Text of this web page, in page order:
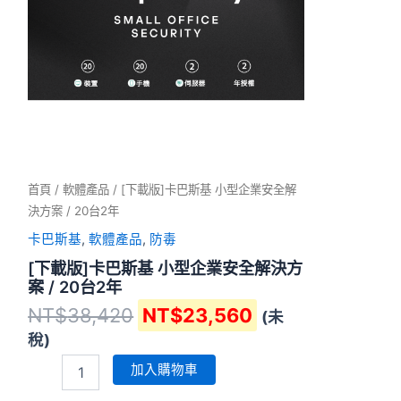
首頁 /軟體產品 / [下載版]卡巴斯基 小型企業安全解
決方案 / 20台2年
卡巴斯基,軟體產品, 防毒
[下載版]卡巴斯基 小型企業安全解決方
案 / 20台2年
NT$38,420 NT$23,560 (未
稅)
全
/
20
2
年
數
量
加入購物車